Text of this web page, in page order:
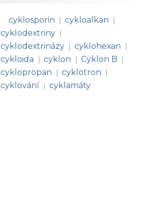
cyklosporin | cykloalkan |
cyklodextriny |
cyklodextrinázy | cyklohexan |
cykloida | cyklon | Cyklon B |
cyklopropan | cyklotron |
cyklování | cyklamáty